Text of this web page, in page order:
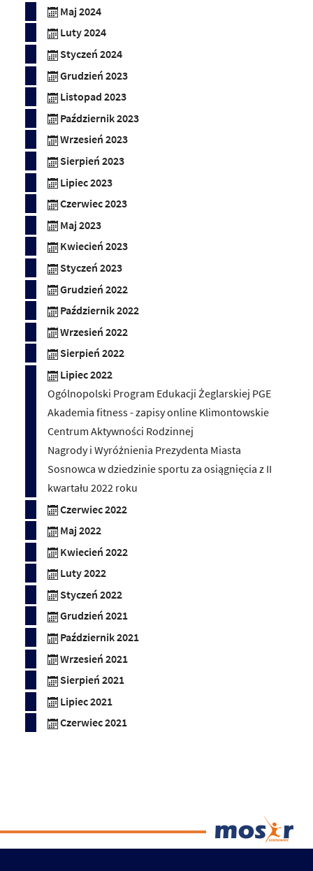
Maj 2024
Luty 2024
Styczeń 2024
Grudzień 2023
Listopad 2023
Październik 2023
Wrzesień 2023
Sierpień 2023
Lipiec 2023
Czerwiec 2023
Maj 2023
Kwiecień 2023
Styczeń 2023
Grudzień 2022
Październik 2022
Wrzesień 2022
Sierpień 2022
Lipiec 2022
Ogólnopolski Program Edukacji Żeglarskiej PGE
Akademia fitness - zapisy online Klimontowskie
Centrum Aktywności Rodzinnej
Nagrody i Wyróżnienia Prezydenta Miasta
Sosnowca w dziedzinie sportu za osiągnięcia z II
kwartału 2022 roku
Czerwiec 2022
Maj 2022
Kwiecień 2022
Luty 2022
Styczeń 2022
Grudzień 2021
Październik 2021
Wrzesień 2021
Sierpień 2021
Lipiec 2021
Czerwiec 2021